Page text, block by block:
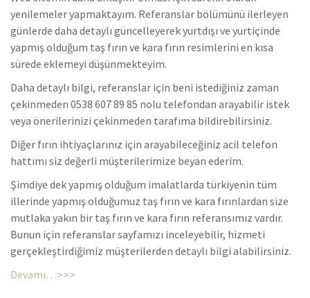
yenilemeler yapmaktayım. Referanslar bölümünü ilerleyen
günlerde daha detaylı güncelleyerek yurtdışı ve yurtiçinde
yapmış olduğum taş fırın ve kara fırın resimlerini en kısa
sürede eklemeyi düşünmekteyim.
Daha detaylı bilgi, referanslar için beni istediğiniz zaman
çekinmeden 0538 607 89 85 nolu telefondan arayabilir istek
veya önerilerinizi çekinmeden tarafıma bildirebilirsiniz.
Diğer fırın ihtiyaçlarınız için arayabileceğiniz acil telefon
hattımı siz değerli müşterilerimize beyan ederim.
Şimdiye dek yapmış olduğum imalatlarda türkiyenin tüm
illerinde yapmış olduğumuz taş fırın ve kara fırınlardan size
mutlaka yakın bir taş fırın ve kara fırın referansımız vardır.
Bunun için referanslar sayfamızı inceleyebilir, hizmeti
gerçekleştirdiğimiz müşterilerden detaylı bilgi alabilirsiniz.
Devamı…>>>